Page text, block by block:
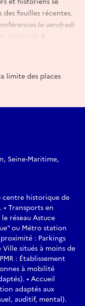
fouilles récentes.
le vendredi
autour de 6
du
sur le site
les-12-et-13-
places disponibles.
limite des places
Seine-Maritime,
centre historique de
Transports en
réseau Astuce
ou Métro station
: Parkings
situés à moins de
: Établissement
à mobilité
• Accueil
adaptés aux
auditif, mental).